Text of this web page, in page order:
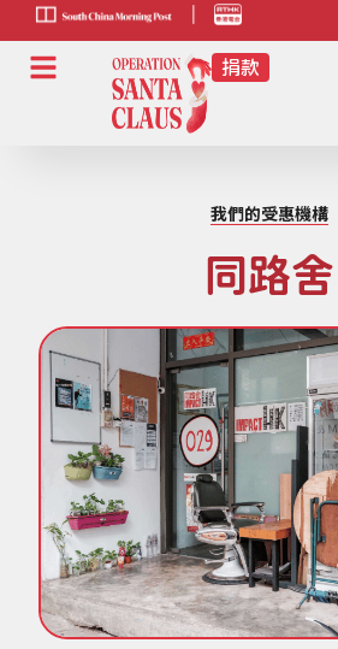
HK-
radio-
link
我們的受惠機構
同路舍